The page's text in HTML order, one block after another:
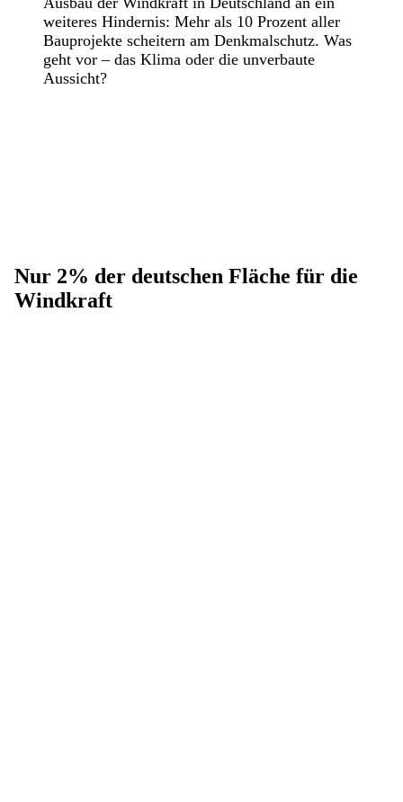
weiteres Hindernis: Mehr als 10 Prozent aller
Bauprojekte scheitern am Denkmalschutz. Was
geht vor – das Klima oder die unverbaute
Aussicht?
Nur 2% der deutschen Fläche für die
Windkraft